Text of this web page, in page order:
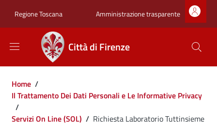
Regione Toscana Zona superiore
Amministrazione trasparente
Città di Firenze
Briciole di pane
Home /
Il Trattamento Dei Dati Personali e Le Informative Privacy
/
Servizi On Line (SOL) / Richiesta Laboratorio Tuttinsieme